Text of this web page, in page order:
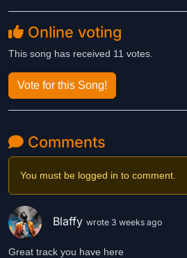
Zerstörung, sondern eine intensive
Abgründen der Psyche und den
melancholischer Tiefe und schafft einen
Wucht gleichermaßen wirken. Das
atmosphärisches Ritual aus Klang und
geprägt.
den dunkelsten Themen eine Form von
Verbundenheit liegen kann.
Online voting
This song has received 11 votes.
Vote for this Song!
Comments
You must be logged in to comment.
Blaffy wrote 3 weeks ago
Great track you have here